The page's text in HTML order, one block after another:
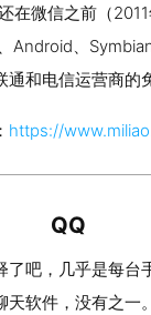
在微信之前（
Android、
和电信运营商的
https://
QQ
了吧，几乎是每台
天软件，没有之一